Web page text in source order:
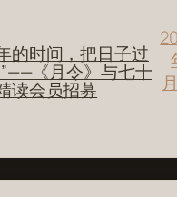
的时间，把日子过
《月令》与七十
读会员招募